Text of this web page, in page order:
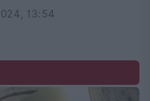
13:54